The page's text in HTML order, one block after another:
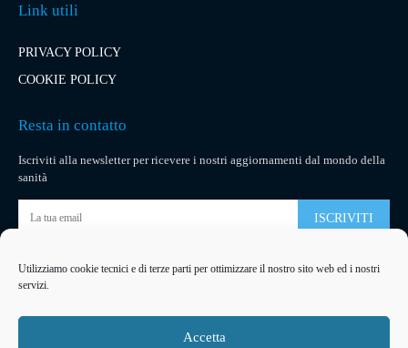
Utilizziamo cookie tecnici e di terze parti per ottimizzare il nostro sito web ed i nostri
servizi.
Accetta
Link utili
PRIVACY POLICY
COOKIE POLICY
Resta in contatto
Iscriviti alla newsletter per ricevere i nostri aggiornamenti dal mondo della
sanità
ISCRIVITI
Pubblicità
La tua pubblicità